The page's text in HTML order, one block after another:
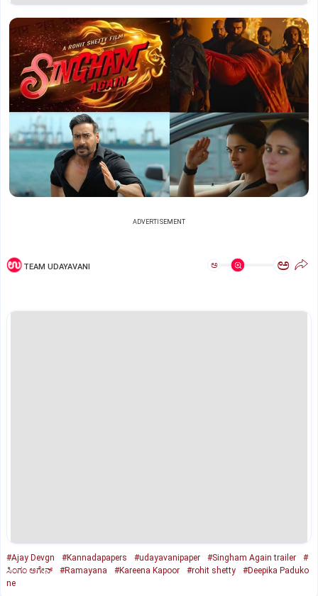
ADVERTISEMENT
TEAM UDAYAVANI ಅ ಅ
#Ajay Devgn #Kannadapapers #udayavanipaper #Singham Again trailer
#
ಸಿಂಗಂ ಅಗೇನ್‌
#Ramayana #Kareena Kapoor #rohit shetty
#Deepika Paduko
ne